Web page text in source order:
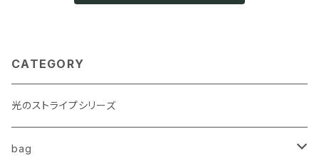
CATEGORY
光のストライプシリーズ
bag